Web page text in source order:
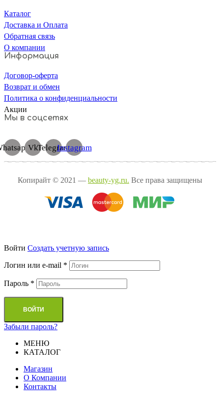
Каталог
Доставка и Оплата
Обратная связь
О компании
Информация
Договор-оферта
Возврат и обмен
Политика о конфиденциальности
Акции
Мы в соцсетях
VkTelegramInstagram
Копирайт © 2021 — beauty-yg.ru. Все права защищены
Войти Cоздать учетную запись
Логин или e-mail *
Пароль *
ВОЙТИ
Забыли пароль?
МЕНЮ
КАТАЛОГ
Магазин
О Компании
Контакты